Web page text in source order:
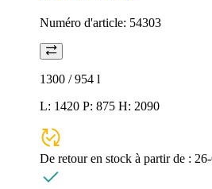
Numéro d'article: 54303
1300 / 954 l
L: 1420 P: 875 H: 2090
De retour en stock à partir de :